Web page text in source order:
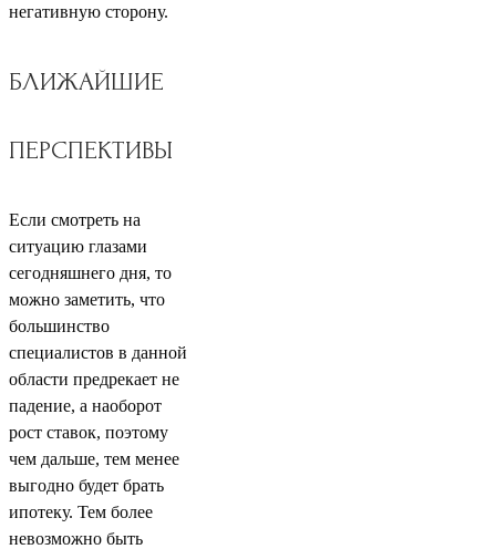
негативную сторону.
БЛИЖАЙШИЕ
ПЕРСПЕКТИВЫ
Если смотреть на
ситуацию глазами
сегодняшнего дня, то
можно заметить, что
большинство
специалистов в данной
области предрекает не
падение, а наоборот
рост ставок, поэтому
чем дальше, тем менее
выгодно будет брать
ипотеку. Тем более
невозможно быть